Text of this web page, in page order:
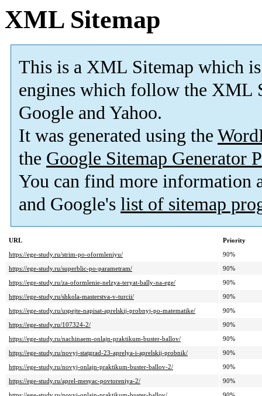
XML Sitemap
This is a XML Sitemap which is
engines which follow the XML
Google and Yahoo.
It was generated using the
the Google Sitemap Generator
You can find more information
and Google's list of sitemap
URL
Priority
https://ege-study.ru/strim-po-oformleniyu/
90%
https://ege-study.ru/superblic-po-parametram/
90%
https://ege-study.ru/za-oformlenie-nelzya-teryat-bally-na-ege/
90%
https://ege-study.ru/shkola-masterstva-v-turcii/
90%
https://ege-study.ru/uspejte-napisat-aprelskij-probnyj-po-matematike/
90%
https://ege-study.ru/107324-2/
90%
https://ege-study.ru/nachinaem-onlajn-praktikum-buster-ballov/
90%
https://ege-study.ru/novyj-statgrad-23-aprelya-i-aprelskij-probnik/
90%
https://ege-study.ru/novyj-onlajn-praktikum-buster-ballov-2/
90%
https://ege-study.ru/aprel-mesyac-povtoreniya-2/
90%